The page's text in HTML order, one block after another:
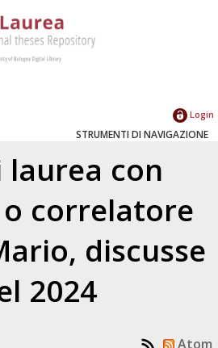
Login
STRUMENTI DI NAVIGAZIONE
laurea con
correlatore
, discusse
2024
Atom